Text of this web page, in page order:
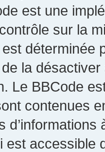
est une
sur la
déterminée
la
Le BBCode
contenues
est accessible